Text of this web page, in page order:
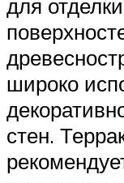
для
широко
стен.